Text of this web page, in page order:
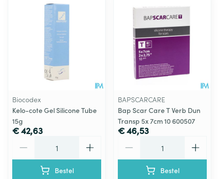
Biocodex
Kelo-cote Gel Silicone Tube
15g
€ 42,63
Bestel
BAPSCARCARE
Bap Scar Care T Verb Dun
Transp 5x 7cm 10 600507
€ 46,53
Bestel